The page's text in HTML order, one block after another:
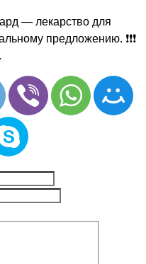
— лекарство для
предложению. ❗❗❗